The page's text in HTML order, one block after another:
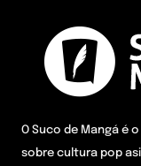
O Suco de Mangá é
sobre cultura pop